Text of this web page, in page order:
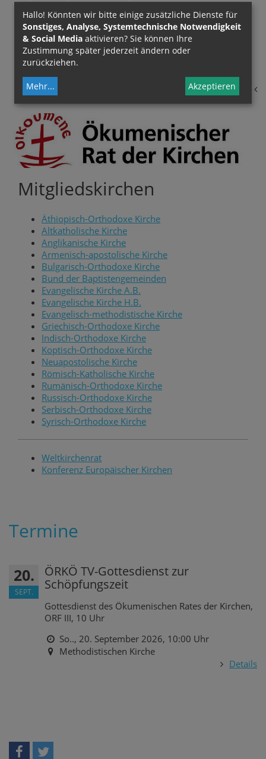
Die Kirchen in Österreich drängen auf eine politische
Lösung des Konflikts und beten zugleich um einen Weg,
der zur Versöhnung führt. Sie beten darum, dass in
Zukunft Armenier und Aserbaidschaner in Frieden
nebeneinander und miteinander leben können.
zurück
Mitgliedskirchen
Äthiopisch-Orthodoxe Kirche
Altkatholische Kirche
Anglikanische Kirche
Armenisch-apostolische Kirche
Bulgarisch-Orthodoxe Kirche
Bund der Baptistengemeinden
Evangelische Kirche A.B.
Evangelische Kirche H.B.
Evangelisch-methodistische Kirche
Griechisch-Orthodoxe Kirche
Indisch-Orthodoxe Kirche
Koptisch-Orthodoxe Kirche
Neuapostolische Kirche
Römisch-Katholische Kirche
Rumänisch-Orthodoxe Kirche
Russisch-Orthodoxe Kirche
Serbisch-Orthodoxe Kirche
Syrisch-Orthodoxe Kirche
Weltkirchenrat
Konferenz Europäischer Kirchen
Termine
20.
SEPT.
ÖRKÖ TV-Gottesdienst zur
Schöpfungszeit
Gottesdienst des Ökumenischen Rates der Kirchen,
ORF III, 10 Uhr
So.., 20. September 2026, 10:00 Uhr
Methodistischen Kirche
Details
Hallo! Könnten wir bitte einige zusätzliche Dienste für
Sonstiges, Analyse, Systemtechnische Notwendigkeit
& Social Media aktivieren? Sie können Ihre
Zustimmung später jederzeit ändern oder
zurückziehen.
Mehr... Akzeptieren